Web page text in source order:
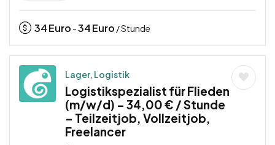
34Euro -34Euro / Stunde
Lager, Logistik
Logistikspezialist für Flieden
(m/w/d) – 34,00 € / Stunde
– Teilzeitjob, Vollzeitjob,
Freelancer